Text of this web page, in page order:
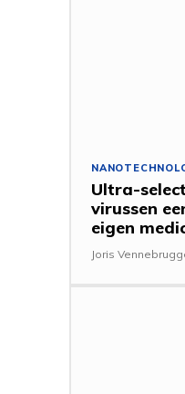
Ultra-
virussen
eigen
Joris